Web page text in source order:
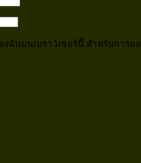
ฉันบนเบราว์เซอร์นี้ สำหรับการแ